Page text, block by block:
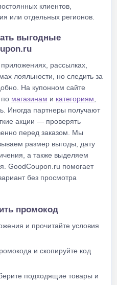
клиентов,
или отдельных регионов.
выгодные
рассылках,
лояльности, но следить за
На купонном сайте
магазинам и категориям
Иногда партнеры получают
акции — проверять
перед заказом. Мы
размер выгоды, дату
а также выделяем
GoodCoupon.ru помогает
без просмотра
промокод
и прочитайте условия
и скопируйте код
подходящие товары и